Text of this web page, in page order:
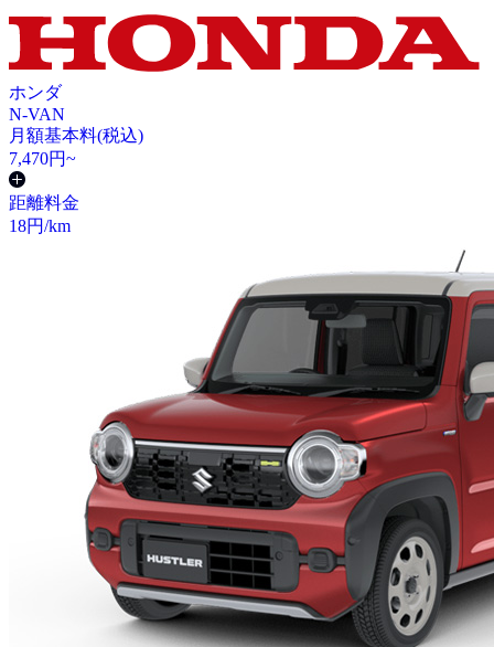
ホンダ
N-VAN
月額基本料(税込)
7,470円~
距離料金
18円/km